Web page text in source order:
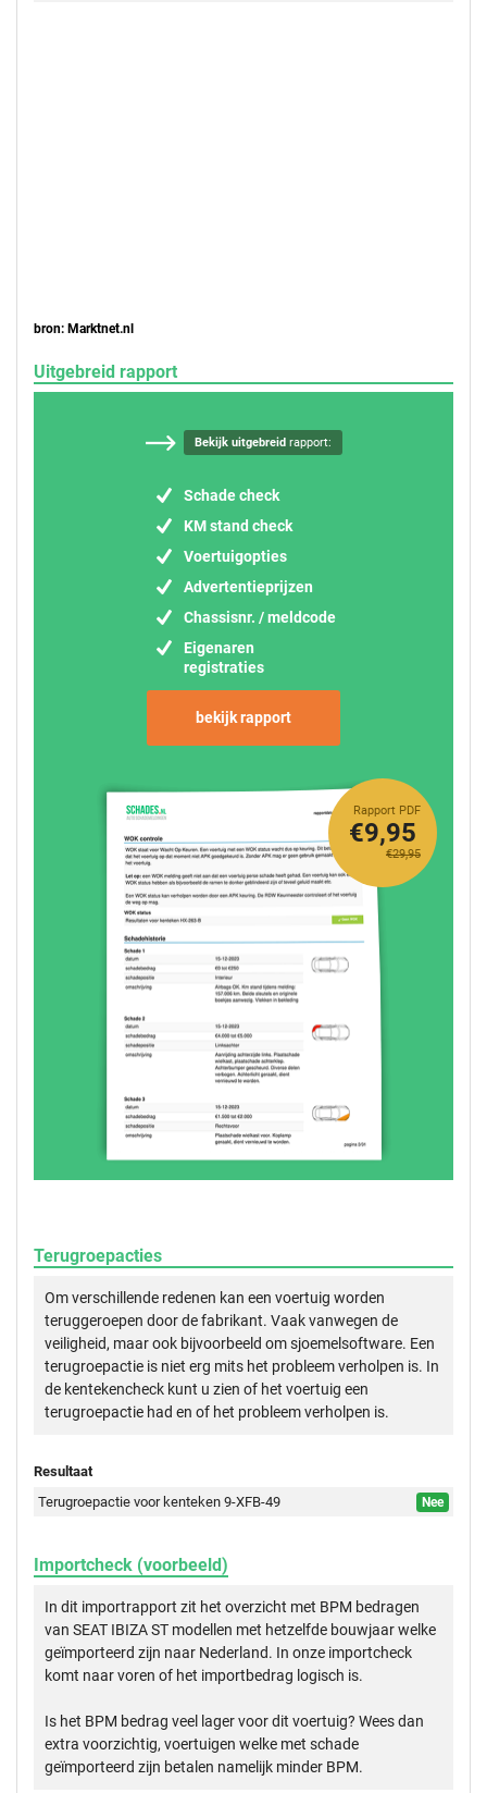
bron: Marktnet.nl
Uitgebreid rapport
Bekijk uitgebreidrapport:
Schade check
KM stand check
Voertuigopties
Advertentieprijzen
Chassisnr. / meldcode
Eigenaren
registraties
bekijk rapport
Rapport PDF
€29,95
€9,95
Terugroepacties
Om verschillende redenen kan een voertuig worden
teruggeroepen door de fabrikant. Vaak vanwegen de
veiligheid, maar ook bijvoorbeeld om sjoemelsoftware. Een
terugroepactie is niet erg mits het probleem verholpen is. In
de kentekencheck kunt u zien of het voertuig een
terugroepactie had en of het probleem verholpen is.
Resultaat
Terugroepactie voor kenteken 9-XFB-49
Nee
Importcheck (voorbeeld)
In dit importrapport zit het overzicht met BPM bedragen
van SEAT IBIZA ST modellen met hetzelfde bouwjaar welke
geïmporteerd zijn naar Nederland. In onze importcheck
komt naar voren of het importbedrag logisch is.
Is het BPM bedrag veel lager voor dit voertuig? Wees dan
extra voorzichtig, voertuigen welke met schade
geïmporteerd zijn betalen namelijk minder BPM.